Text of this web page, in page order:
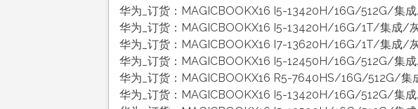
华为_订货：MAGICBOOKX16 I5-13420H/16G/512G/
华为_订货：MAGICBOOKX16 I5-13420H/16G/1T/集
华为_订货：MAGICBOOKX16 I7-13620H/16G/1T/集
华为_订货：MAGICBOOKX16 I5-12450H/16G/512G/
华为_订货：MAGICBOOKX16 R5-7640HS/16G/
华为_订货：MAGICBOOKX16 I5-13420H/16G/512G/